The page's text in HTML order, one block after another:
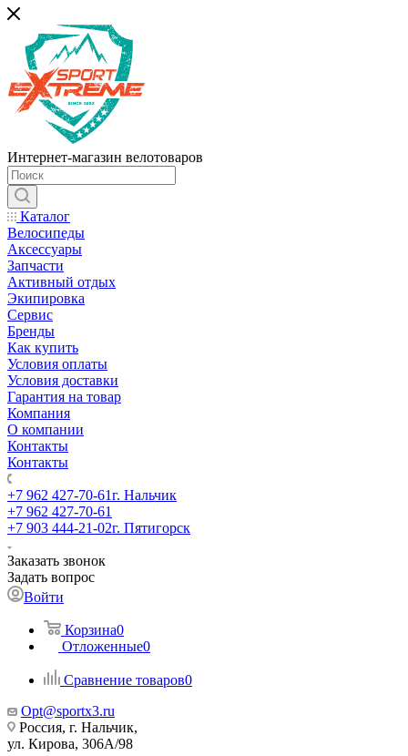
Интернет-магазин велотоваров
Каталог
Велосипеды
Аксессуары
Запчасти
Активный отдых
Экипировка
Сервис
Бренды
Как купить
Условия оплаты
Условия доставки
Гарантия на товар
Компания
О компании
Контакты
Контакты
+7 962 427-70-61г. Нальчик
+7 962 427-70-61
+7 903 444-21-02г. Пятигорск
Заказать звонок
Задать вопрос
Войти
Корзина0
Отложенные0
Сравнение товаров0
Opt@sportx3.ru
Россия, г. Нальчик,
ул. Кирова, 306А/98